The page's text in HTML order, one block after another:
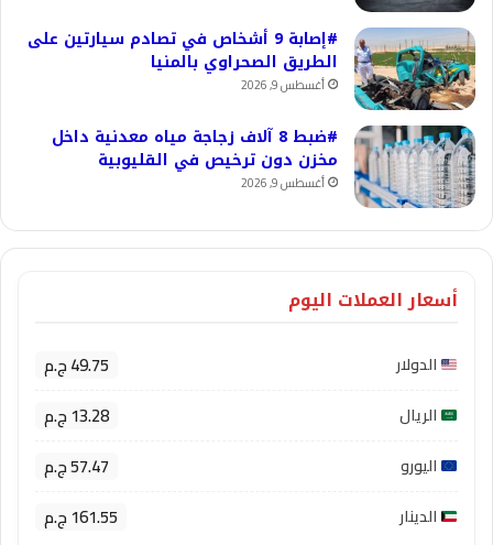
#إصابة 9 أشخاص في تصادم سيارتين على
الطريق الصحراوي بالمنيا
أغسطس 9, 2026
#ضبط 8 آلاف زجاجة مياه معدنية داخل
مخزن دون ترخيص في القليوبية
أغسطس 9, 2026
أسعار العملات اليوم
الدولار 49.75 ج.م
الريال 13.28 ج.م
اليورو 57.47 ج.م
الدينار 161.55 ج.م